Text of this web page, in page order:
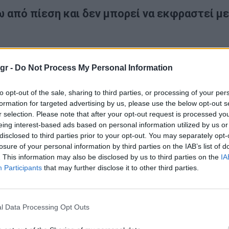
- Do Not Process My Personal Information
opt-out of the sale, sharing to third parties, or processing of your
for targeted advertising by us, please use the below opt-out
selection. Please note that after your opt-out request is processed
interest-based ads based on personal information utilized by us
to third parties prior to your opt-out. You may separately
of your personal information by third parties on the IAB’s list of
This information may also be disclosed by us to third parties on the
Participants that may further disclose it to other third parties.
Data Processing Opt Outs
πίεση και δεν μπορεί να εκφραστεί με
στον Αλέξη Τσίπρα, ότι βοηθάει τον Μητσοτάκη, ο κ
κάτω από πίεση και δεν μπορεί να εκφραστεί με
που δίνουν τη δεύτερη θέση στο νέο κόμμα Τσίπρας ο
τις δημοσκοπήσεις, αλλά δεν είναι το βασικό
και οργανώνουμε τις θέσεις μας. Μας
ένα είναι η ακρίβεια και το άλλο είναι ένα θέμα
φορολόγηση η οποία αυτή τη στιγμή δεν υπάρχει στη
διαφάνεια και έμφαση στο κοινωνικό κράτος».